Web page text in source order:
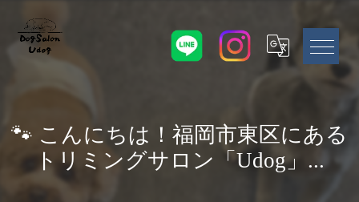
🐾 こんにちは！福岡市東区にある
トリミングサロン「Udog」...